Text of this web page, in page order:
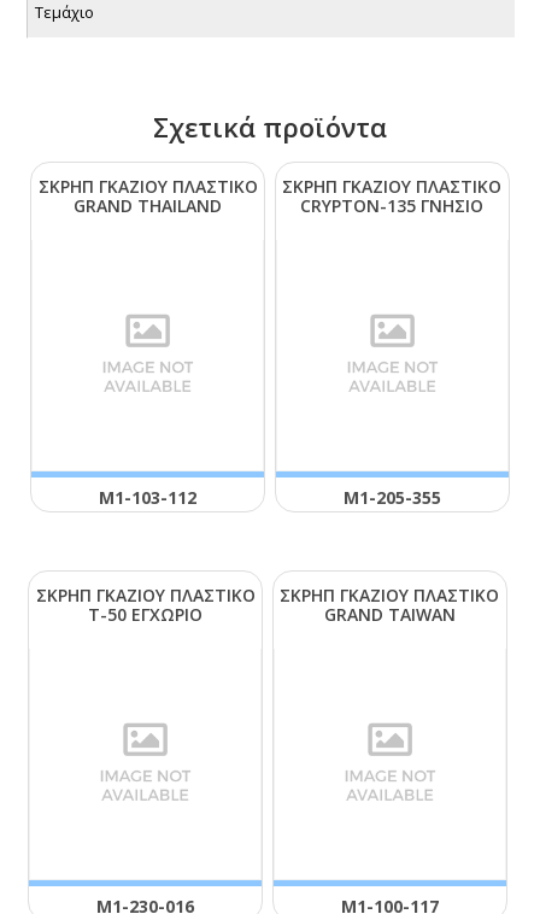
Τεμάχιο
Σχετικά προϊόντα
ΣΚΡΗΠ ΓΚΑΖΙΟΥ ΠΛΑΣΤΙΚΟ
GRΑΝD ΤΗΑΙLΑΝD
Μ1-103-112
ΣΚΡΗΠ ΓΚΑΖΙΟΥ ΠΛΑΣΤΙΚΟ
CRΥΡΤΟΝ-135 ΓΝΗΣΙΟ
Μ1-205-355
ΣΚΡΗΠ ΓΚΑΖΙΟΥ ΠΛΑΣΤΙΚΟ
Τ-50 ΕΓΧΩΡΙΟ
Μ1-230-016
ΣΚΡΗΠ ΓΚΑΖΙΟΥ ΠΛΑΣΤΙΚΟ
GRΑΝD ΤΑΙWΑΝ
Μ1-100-117